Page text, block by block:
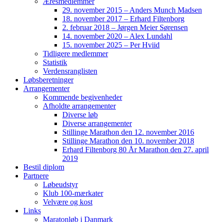
29. november 2015 – Anders Munch Madsen
18. november 2017 – Erhard Filtenborg
2. februar 2018 – Jørgen Meier Sørensen
14. november 2020 – Alex Lundahl
15. november 2025 – Per Hviid
Tidligere medlemmer
Statistik
Verdensranglisten
Løbsberetninger
Arrangementer
Kommende begivenheder
Afholdte arrangementer
Diverse løb
Diverse arrangementer
Stillinge Marathon den 12. november 2016
Stillinge Marathon den 10. november 2018
Erhard Filtenborg 80 År Marathon den 27. april
2019
Bestil diplom
Partnere
Løbeudstyr
Klub 100-mærkater
Velvære og kost
Links
Maratonløb i Danmark